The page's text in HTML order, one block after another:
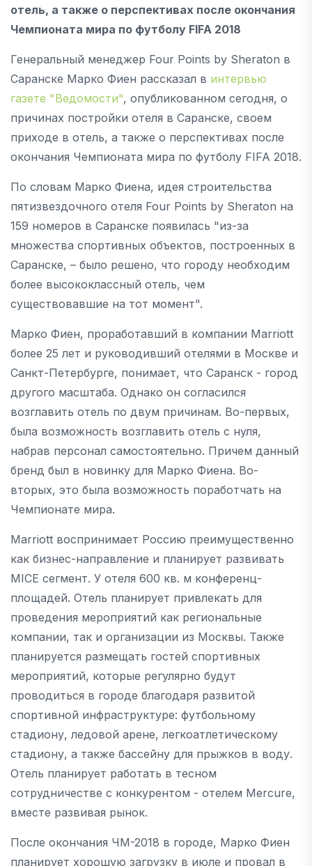
отель, а также о перспективах после окончания
Чемпионата мира по футболу FIFA 2018
Генеральный менеджер Four Points by Sheraton в
Саранске Марко Фиен рассказал в интервью
газете "Ведомости", опубликованном сегодня, о
причинах постройки отеля в Саранске, своем
приходе в отель, а также о перспективах после
окончания Чемпионата мира по футболу FIFA 2018.
По словам Марко Фиена, идея строительства
пятизвездочного отеля Four Points by Sheraton на
159 номеров в Саранске появилась "из-за
множества спортивных объектов, построенных в
Саранске, – было решено, что городу необходим
более высококлассный отель, чем
существовавшие на тот момент".
Марко Фиен, проработавший в компании Marriott
более 25 лет и руководивший отелями в Москве и
Санкт-Петербурге, понимает, что Саранск - город
другого масштаба. Однако он согласился
возглавить отель по двум причинам. Во-первых,
была возможность возглавить отель с нуля,
набрав персонал самостоятельно. Причем данный
бренд был в новинку для Марко Фиена. Во-
вторых, это была возможность поработчать на
Чемпионате мира.
Marriott воспринимает Россию преимущественно
как бизнес-направление и планирует развивать
MICE сегмент. У отеля 600 кв. м конференц-
площадей. Отель планирует привлекать для
проведения мероприятий как региональные
компании, так и организации из Москвы. Также
планируется размещать гостей спортивных
мероприятий, которые регулярно будут
проводиться в городе благодаря развитой
спортивной инфраструктуре: футбольному
стадиону, ледовой арене, легкоатлетическому
стадиону, а также бассейну для прыжков в воду.
Отель планирует работать в тесном
сотрудничестве с конкурентом - отелем Mercure,
вместе развивая рынок.
После окончания ЧМ-2018 в городе, Марко Фиен
планирует хорошую загрузку в июле и провал в